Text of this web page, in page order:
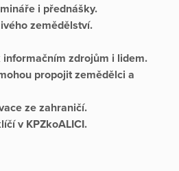
i přednášky.
zemědělství.
zdrojům i lidem.
propojit zemědělci a
ze zahraničí.
v KPZkoALICI.